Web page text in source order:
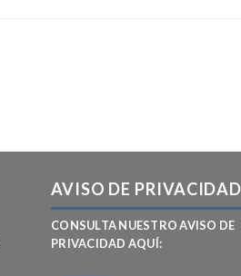
AVISO DE
CONSULTA NUESTRO AVISO DE
PRIVACIDAD AQUÍ: